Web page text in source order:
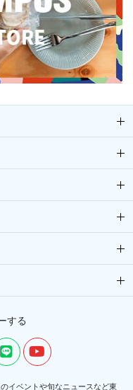
する
イベントや旬なニュースなど東